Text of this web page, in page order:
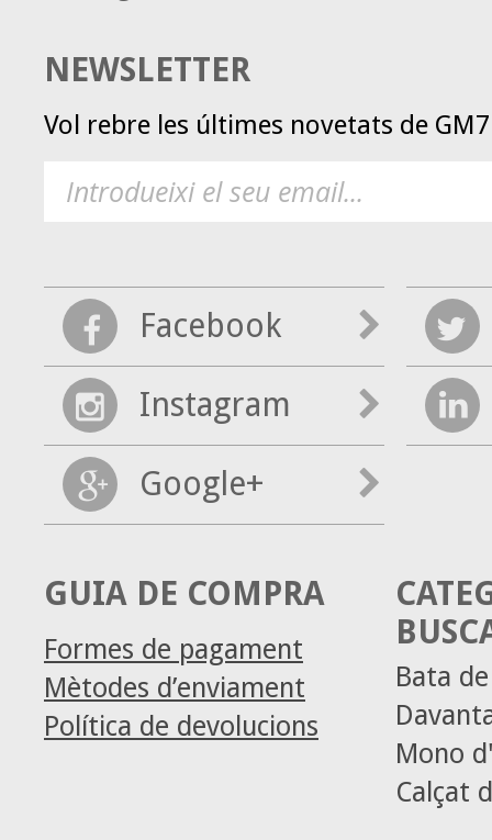
NEWSLETTER
Vol rebre les últimes novetats de
Facebook
Instagram
Google+
GUIA DE COMPRA
Formes de pagament
Mètodes d’enviament
Política de devolucions
Bata
Mono
Calçat